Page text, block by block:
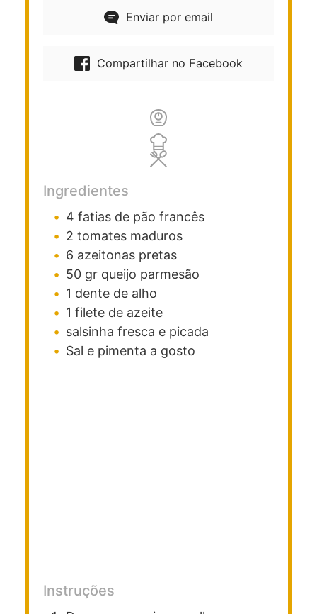
Enviar por email
Compartilhar no Facebook
Ingredientes
4 fatias de pão francês
2 tomates maduros
6 azeitonas pretas
50 gr queijo parmesão
1 dente de alho
1 filete de azeite
salsinha fresca e picada
Sal e pimenta a gosto
Instruções